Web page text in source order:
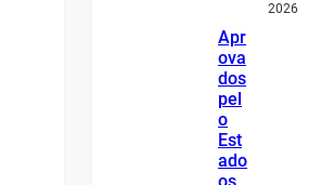
2026
Apr
ova
dos
pel
o
Est
ado